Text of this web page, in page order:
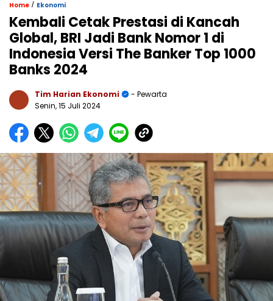
Home / Ekonomi
Kembali Cetak Prestasi di Kancah
Global, BRI Jadi Bank Nomor 1 di
Indonesia Versi The Banker Top 1000
Banks 2024
Tim Harian Ekonomi
- Pewarta
Senin, 15 Juli 2024